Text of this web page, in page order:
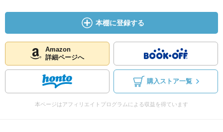
本棚に登録する
Amazon
詳細ページへ
購入ストア一覧
本ページはアフィリエイトプログラムによる収益を得ています